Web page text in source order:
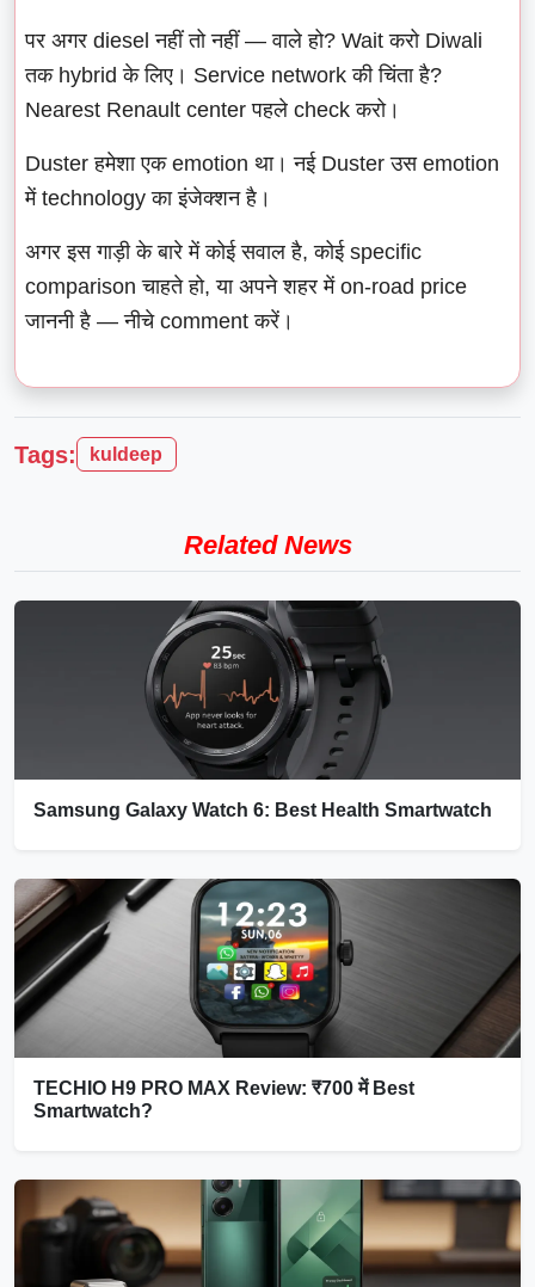
पर अगर diesel नहीं तो नहीं — वाले हो? Wait करो Diwali
तक hybrid के लिए। Service network की चिंता है?
Nearest Renault center पहले check करो।
Duster हमेशा एक emotion था। नई Duster उस emotion
में technology का इंजेक्शन है।
अगर इस गाड़ी के बारे में कोई सवाल है, कोई specific
comparison चाहते हो, या अपने शहर में on-road price
जाननी है — नीचे comment करें।
Tags: kuldeep
Related News
Samsung Galaxy Watch 6: Best Health Smartwatch
TECHIO H9 PRO MAX Review: ₹700 में Best
Smartwatch?